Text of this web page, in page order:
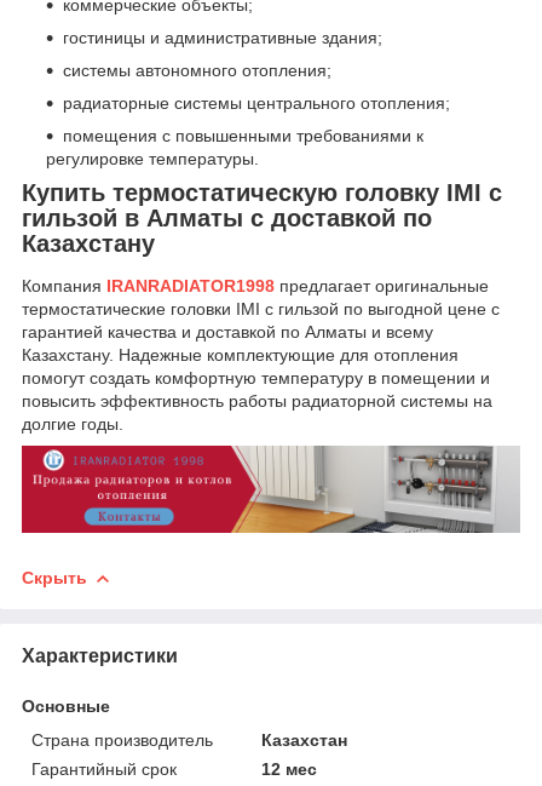
коммерческие объекты;
гостиницы и административные здания;
системы автономного отопления;
радиаторные системы центрального отопления;
помещения с повышенными требованиями к
регулировке температуры.
Купить термостатическую головку IMI с
гильзой в Алматы с доставкой по
Казахстану
Компания IRANRADIATOR1998 предлагает оригинальные
термостатические головки IMI с гильзой по выгодной цене с
гарантией качества и доставкой по Алматы и всему
Казахстану. Надежные комплектующие для отопления
помогут создать комфортную температуру в помещении и
повысить эффективность работы радиаторной системы на
долгие годы.
Скрыть
Характеристики
Основные
Страна производитель
Казахстан
Гарантийный срок
12 мес